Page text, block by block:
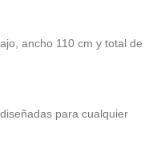
ancho 110 cm y total de
para cualquier